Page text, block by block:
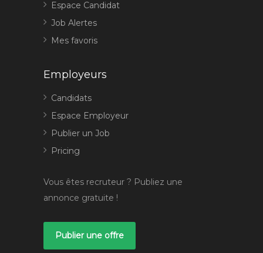
Espace Candidat
Job Alertes
Mes favoris
Employeurs
Candidats
Espace Employeur
Publier un Job
Pricing
Vous êtes recruteur ? Publiez une
annonce gratuite !
Publier une offre